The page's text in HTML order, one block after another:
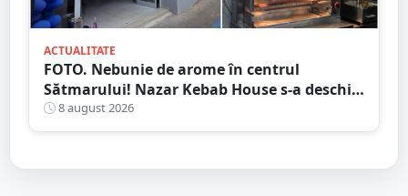
ACTUALITATE
FOTO. Nebunie de arome în centrul
Sătmarului! Nazar Kebab House s-a deschis
cu șaorma la 20 de lei, azi și mâine
8 august 2026